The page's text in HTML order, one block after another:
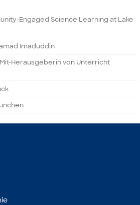
Engaged Science Learning at Lake
Imaduddin
Herausgeberin von Unterricht